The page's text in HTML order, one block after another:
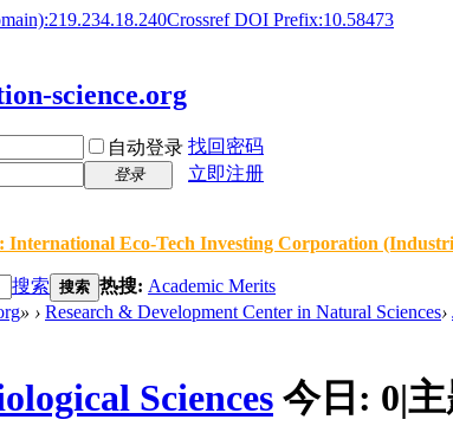
Crossref DOI Prefix:10.58473
自动登录 找回密码
登录
立即注册
International Eco-Tech Investing Corporation
搜索 搜索 热搜: Academic Merits
» › Research & Development Center in Natural Sciences›
Sciences 今日: 0|